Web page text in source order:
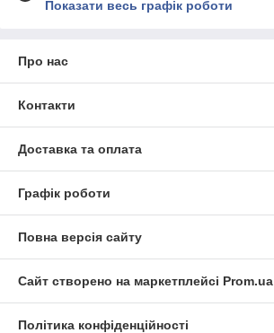
Показати весь графік роботи
Про нас
Контакти
Доставка та оплата
Графік роботи
Повна версія сайту
Сайт створено на маркетплейсі Prom.ua
Політика конфіденційності